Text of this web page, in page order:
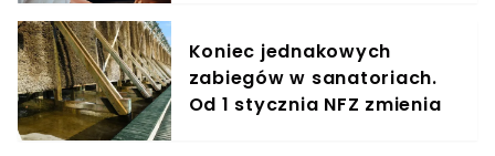
Koniec jednakowych
zabiegów w sanatoriach.
Od 1 stycznia NFZ zmienia